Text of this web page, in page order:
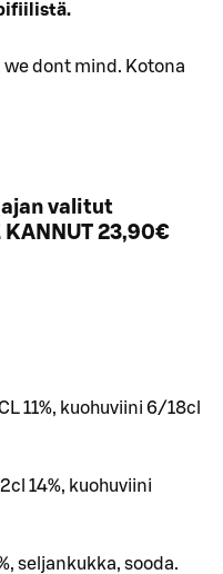
we dont mind. Kotona
ajan valitut
KANNUT 23,90€
11%, kuohuviini 6/18cl
14%, kuohuviini
seljankukka, sooda.